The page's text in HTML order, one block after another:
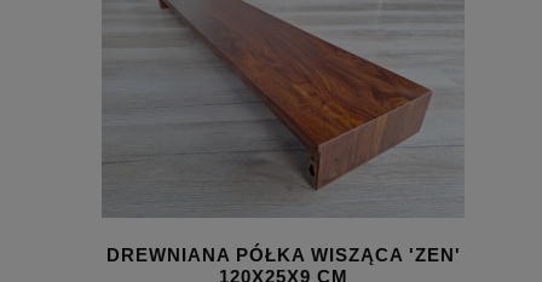
DREWNIANA PÓŁKA WISZĄCA 'ZEN'
120X25X9 CM